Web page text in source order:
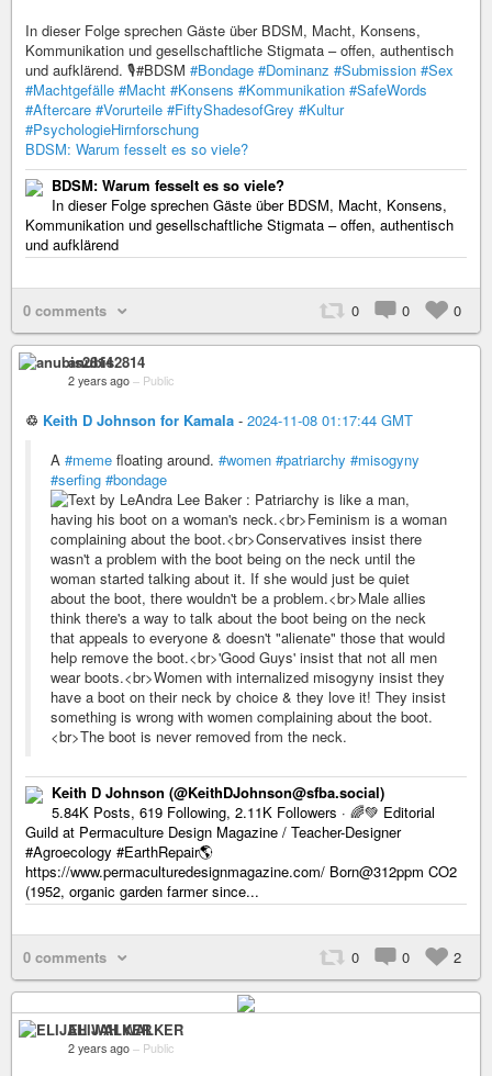
In dieser Folge sprechen Gäste über BDSM, Macht, Konsens,
Kommunikation und gesellschaftliche Stigmata – offen, authentisch
und aufklärend. 🎙️#BDSM #Bondage #Dominanz #Submission #Sex
#Machtgefälle #Macht #Konsens #Kommunikation #SafeWords
#Aftercare #Vorurteile #FiftyShadesofGrey #Kultur
#PsychologieHirnforschung
BDSM: Warum fesselt es so viele?
BDSM: Warum fesselt es so viele?
In dieser Folge sprechen Gäste über BDSM, Macht, Konsens,
Kommunikation und gesellschaftliche Stigmata – offen, authentisch
und aufklärend
0 comments 0 0 0
anubis2814
2 years ago – Public
♲ Keith D Johnson for Kamala - 2024-11-08 01:17:44 GMT
A #meme floating around. #women #patriarchy #misogyny
#serfing #bondage
Keith D Johnson (@KeithDJohnson@sfba.social)
5.84K Posts, 619 Following, 2.11K Followers · 🌈💚 Editorial
Guild at Permaculture Design Magazine / Teacher-Designer
#Agroecology #EarthRepair🌎
https://www.permaculturedesignmagazine.com/ Born@312ppm CO2
(1952, organic garden farmer since...
0 comments 0 0 2
ELIJAH WALKER
2 years ago – Public